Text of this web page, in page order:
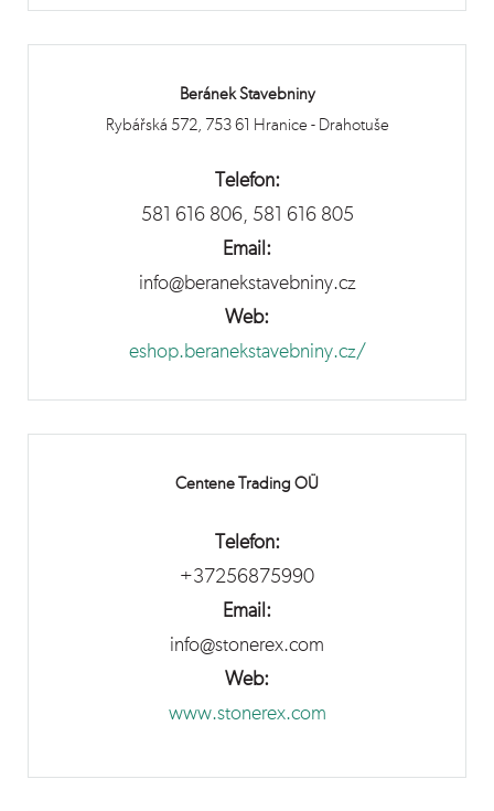
Beránek Stavebniny
Rybářská 572, 753 61 Hranice - Drahotuše
Telefon:
581 616 806, 581 616 805
Email:
info@beranekstavebniny.cz
Web:
eshop.beranekstavebniny.cz/
Centene Trading OÜ
Telefon:
+37256875990
Email:
info@stonerex.com
Web:
www.stonerex.com